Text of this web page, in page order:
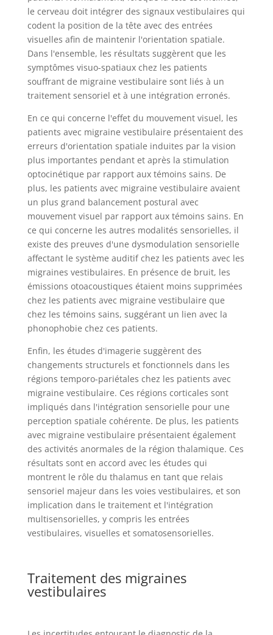
le cerveau doit intégrer des signaux vestibulaires qui
codent la position de la tête avec des entrées
visuelles afin de maintenir l'orientation spatiale.
Dans l'ensemble, les résultats suggèrent que les
symptômes visuo-spatiaux chez les patients
souffrant de migraine vestibulaire sont liés à un
traitement sensoriel et à une intégration erronés.
En ce qui concerne l'effet du mouvement visuel, les
patients avec migraine vestibulaire présentaient des
erreurs d'orientation spatiale induites par la vision
plus importantes pendant et après la stimulation
optocinétique par rapport aux témoins sains. De
plus, les patients avec migraine vestibulaire avaient
un plus grand balancement postural avec
mouvement visuel par rapport aux témoins sains. En
ce qui concerne les autres modalités sensorielles, il
existe des preuves d'une dysmodulation sensorielle
affectant le système auditif chez les patients avec les
migraines vestibulaires. En présence de bruit, les
émissions otoacoustiques étaient moins supprimées
chez les patients avec migraine vestibulaire que
chez les témoins sains, suggérant un lien avec la
phonophobie chez ces patients.
Enfin, les études d'imagerie suggèrent des
changements structurels et fonctionnels dans les
régions temporo-pariétales chez les patients avec
migraine vestibulaire. Ces régions corticales sont
impliqués dans l'intégration sensorielle pour une
perception spatiale cohérente. De plus, les patients
avec migraine vestibulaire présentaient également
des activités anormales de la région thalamique. Ces
résultats sont en accord avec les études qui
montrent le rôle du thalamus en tant que relais
sensoriel majeur dans les voies vestibulaires, et son
implication dans le traitement et l'intégration
multisensorielles, y compris les entrées
vestibulaires, visuelles et somatosensorielles.
Traitement des migraines
vestibulaires